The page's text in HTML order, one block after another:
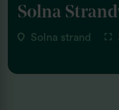
Solna
Solna strand